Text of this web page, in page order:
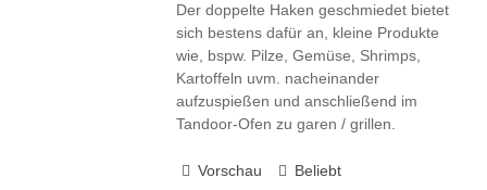
Der doppelte Haken geschmiedet bietet
sich bestens dafür an, kleine Produkte
wie, bspw. Pilze, Gemüse, Shrimps,
Kartoffeln uvm. nacheinander
aufzuspießen und anschließend im
Tandoor-Ofen zu garen / grillen.
Vorschau
Beliebt